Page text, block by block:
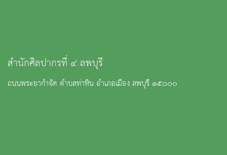
สำนักศิลปากรที่ ๔ ลพบุรี
ถนนพระยากำจัด ตำบลท่าหิน อำเภอเมือง ลพบุรี ๑๕๐๐๐